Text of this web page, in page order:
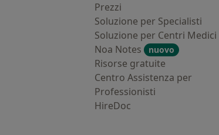
Prezzi
Soluzione per Specialisti
Soluzione per Centri Medici
Noa Notes
nuovo
Risorse gratuite
Centro Assistenza per
Professionisti
HireDoc